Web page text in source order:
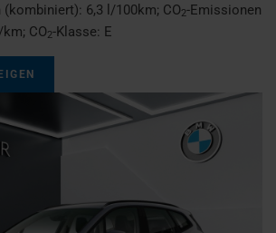
(kombiniert): 6,3 l/100km; CO2-Emissionen
km; CO2-Klasse: E